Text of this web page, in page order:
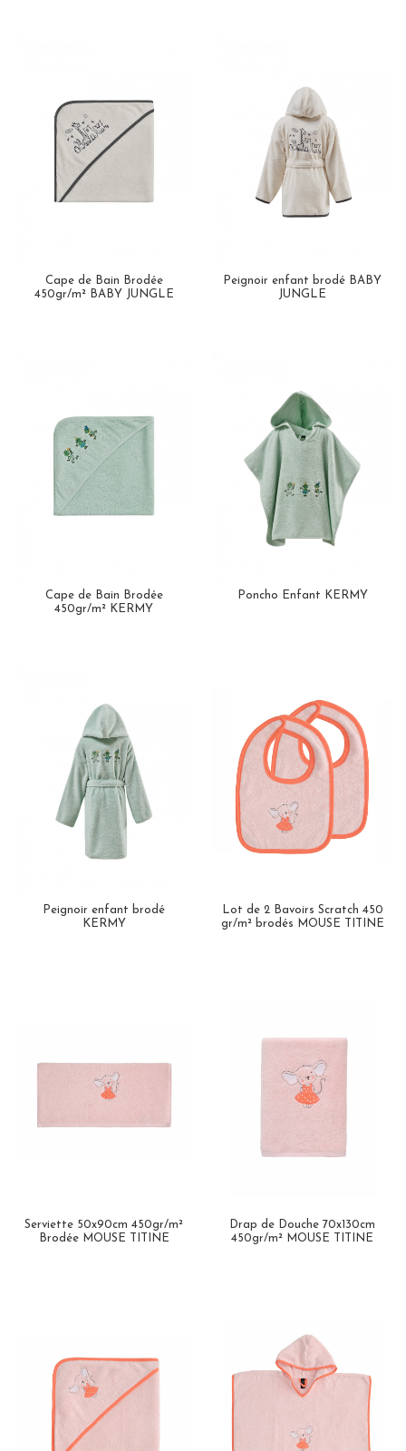
Cape de Bain Brodée
450gr/m² BABY JUNGLE
Peignoir enfant brodé BABY
JUNGLE
Cape de Bain Brodée
450gr/m² KERMY
Poncho Enfant KERMY
Peignoir enfant brodé
KERMY
Lot de 2 Bavoirs Scratch 450
gr/m² brodés MOUSE TITINE
Serviette 50x90cm 450gr/m²
Brodée MOUSE TITINE
Drap de Douche 70x130cm
450gr/m² MOUSE TITINE